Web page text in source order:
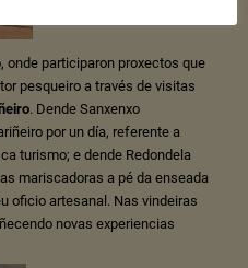
onde participaron proxectos que
pesqueiro a través de visitas
. Dende Sanxenxo
por un día, referente a
turismo; e dende Redondela
mariscadoras a pé da enseada
oficio artesanal. Nas vindeiras
novas experiencias